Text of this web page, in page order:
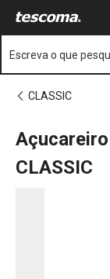
Está na página
Escreva o que
CLASSIC
CLASSIC